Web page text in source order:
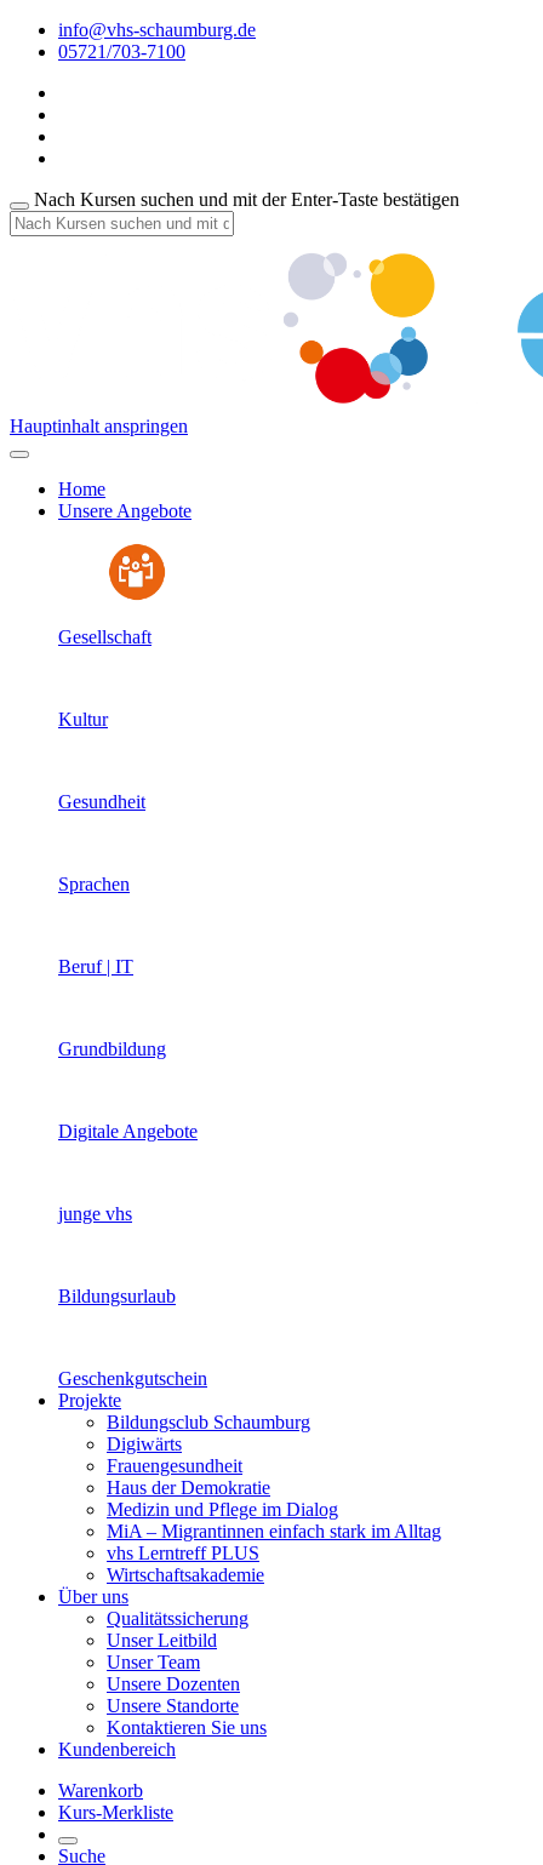
info@vhs-schaumburg.de
05721/703-7100
Nach Kursen suchen und mit der Enter-Taste bestätigen
Hauptinhalt anspringen
Home
Unsere Angebote
Gesellschaft
Kultur
Gesundheit
Sprachen
Beruf | IT
Grundbildung
Digitale Angebote
junge vhs
Bildungsurlaub
Geschenkgutschein
Projekte
Bildungsclub Schaumburg
Digiwärts
Frauengesundheit
Haus der Demokratie
Medizin und Pflege im Dialog
MiA – Migrantinnen einfach stark im Alltag
vhs Lerntreff PLUS
Wirtschaftsakademie
Über uns
Qualitätssicherung
Unser Leitbild
Unser Team
Unsere Dozenten
Unsere Standorte
Kontaktieren Sie uns
Kundenbereich
Warenkorb
Kurs-Merkliste
Suche